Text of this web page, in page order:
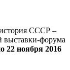
СССР –
выставки-форума
22 ноября 2016